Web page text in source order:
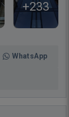
+233
WhatsApp